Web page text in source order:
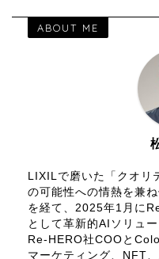
ABOUT ME
LIXILで磨いた「クオリ
の可能性への情熱を兼
を経て、2025年1月に
として革新的AIソリュ
Re-HERO社COOと
マーケティング、NFT